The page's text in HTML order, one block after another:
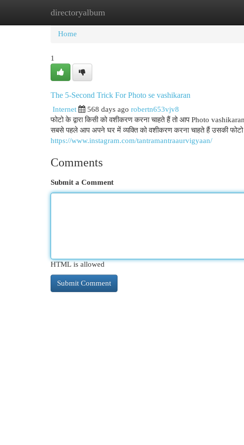
directoryalbum
Home New Site Listings
Home
1
The 5-Second Trick For Photo se vashikaran
Internet 568 days ago robertn653vjv8
फोटो के द्वारा किसी को वशीकरण करना चाहते हैं तो आप Photo
सबसे पहले आप अपने घर में व्यक्ति को वशीकरण करना चाहते हैं उसकी
https://www.instagram.com/tantramantraaurvigyaan/
Comments
Submit a Comment
HTML is allowed